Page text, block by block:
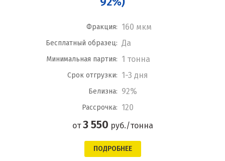
Фракция: 160 мкм
Бесплатный образец: Да
Минимальная партия: 1 тонна
Срок отгрузки: 1-3 дня
Белизна: 92%
Рассрочка: 120
от3 550 руб./тонна
ПОДРОБНЕЕ